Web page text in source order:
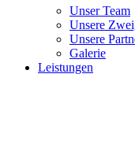
Unser Team
Unsere
Unsere
Galerie
Leistungen